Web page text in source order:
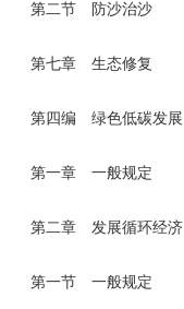
第二节 防沙治沙
第七章 生态修复
第四编 绿色低碳发展
第一章 一般规定
第二章 发展循环经济
第一节 一般规定